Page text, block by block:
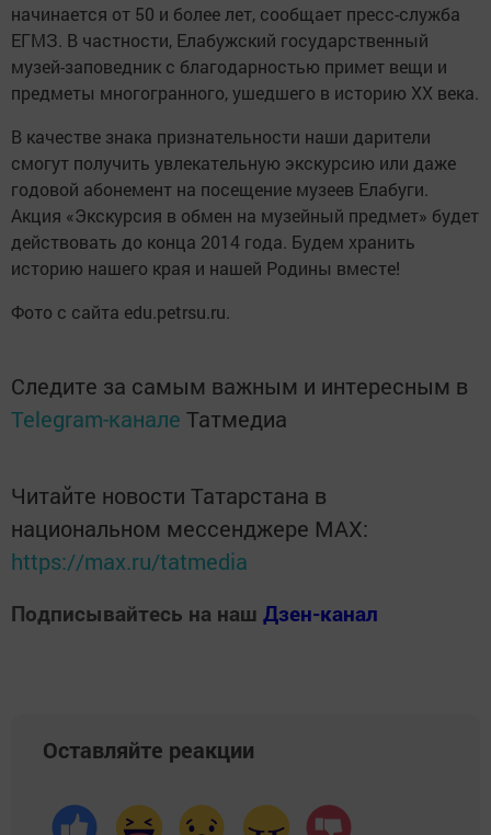
начинается от 50 и более лет, сообщает пресс-служба
ЕГМЗ. В частности, Елабужский государственный
музей-заповедник с благодарностью примет вещи и
предметы многогранного, ушедшего в историю XX века.
В качестве знака признательности наши дарители
смогут получить увлекательную экскурсию или даже
годовой абонемент на посещение музеев Елабуги.
Акция «Экскурсия в обмен на музейный предмет» будет
действовать до конца 2014 года. Будем хранить
историю нашего края и нашей Родины вместе!
Фото с сайта edu.petrsu.ru.
Следите за самым важным и интересным в
Telegram-канале Татмедиа
Читайте новости Татарстана в
национальном мессенджере MАХ:
https://max.ru/tatmedia
Подписывайтесь на наш Дзен-канал
Оставляйте реакции